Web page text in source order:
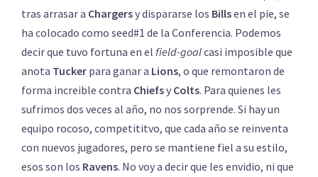
tras arrasar a Chargersy dispararse los Billsen el pie, se
ha colocado como seed#1 de la Conferencia. Podemos
decir que tuvo fortuna en el field-goalcasi imposible que
anota Tucker para ganar a Lions, o que remontaron de
forma increible contra Chiefsy Colts. Para quienes les
sufrimos dos veces al año, no nos sorprende. Si hay un
equipo rocoso, competititvo, que cada año se reinventa
con nuevos jugadores, pero se mantiene fiel a su estilo,
esos son los Ravens. No voy a decir que les envidio, ni que